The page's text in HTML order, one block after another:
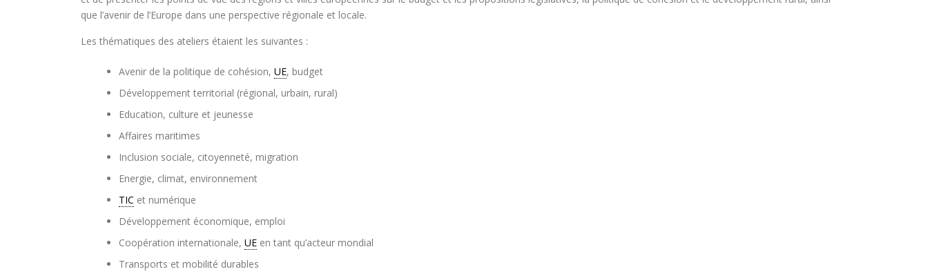
que l’avenir de l’Europe dans une perspective régionale et locale.
Les thématiques des ateliers étaient les suivantes :
Avenir de la politique de cohésion, UE, budget
Développement territorial (régional, urbain, rural)
Education, culture et jeunesse
Affaires maritimes
Inclusion sociale, citoyenneté, migration
Energie, climat, environnement
TIC et numérique
Développement économique, emploi
Coopération internationale, UE en tant qu’acteur mondial
Transports et mobilité durables